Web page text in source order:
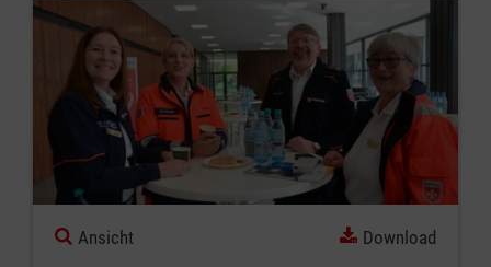
Ansicht Download